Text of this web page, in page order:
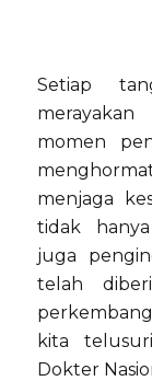
Setiap
momen
menjaga
tidak
juga
telah
kita
Dokter